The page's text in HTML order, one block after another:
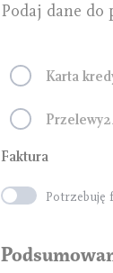
Podaj dane do
Karta
Faktura
Potrzebuję